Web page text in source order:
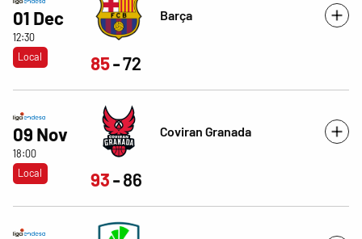
01 Dec
12:30
Local
Barça
85 72
09 Nov
18:00
Local
Coviran Granada
93 86